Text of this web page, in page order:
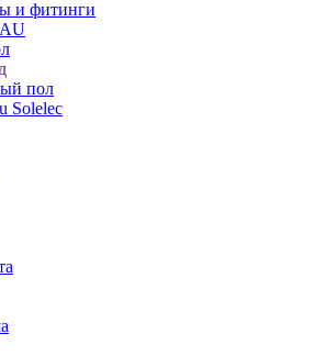
и фитинги
пол
Solelec